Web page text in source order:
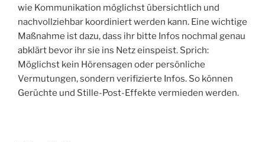
wie Kommunikation möglichst übersichtlich und
nachvollziehbar koordiniert werden kann. Eine wichtige
Maßnahme ist dazu, dass ihr bitte Infos nochmal genau
abklärt bevor ihr sie ins Netz einspeist. Sprich:
Möglichst kein Hörensagen oder persönliche
Vermutungen, sondern verifizierte Infos. So können
Gerüchte und Stille-Post-Effekte vermieden werden.